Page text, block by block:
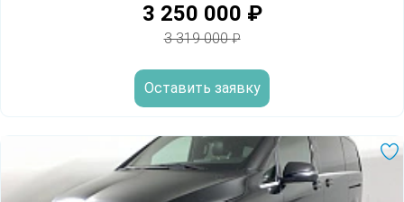
3 250 000 ₽
3 319 000₽
Оставить заявку